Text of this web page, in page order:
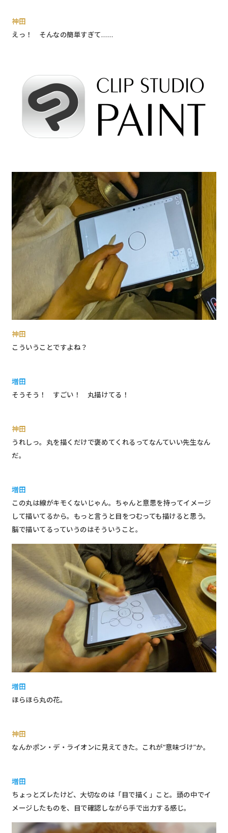
神田
えっ！ そんなの簡単すぎて……
神田
こういうことですよね？
増田
そうそう！ すごい！ 丸描けてる！
神田
うれしっ。丸を描くだけで褒めてくれるってなんていい先生なん
だ。
増田
この丸は線がキモくないじゃん。ちゃんと意思を持ってイメージ
して描いてるから。もっと言うと目をつむっても描けると思う。
脳で描いてるっていうのはそういうこと。
増田
ほらほら丸の花。
神田
なんかポン・デ・ライオンに見えてきた。これが“意味づけ”か。
増田
ちょっとズレたけど、大切なのは「目で描く」こと。頭の中でイ
メージしたものを、目で確認しながら手で出力する感じ。